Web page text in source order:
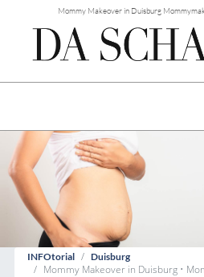
Mommy Makeover in Duisburg
INFOtorial Duisburg
Mommy Makeover in Duisburg •